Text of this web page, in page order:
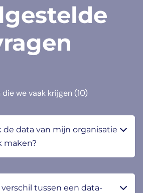
die we vaak krijgen(10)
de data van mijn organisatie
maken?
tussen een data-